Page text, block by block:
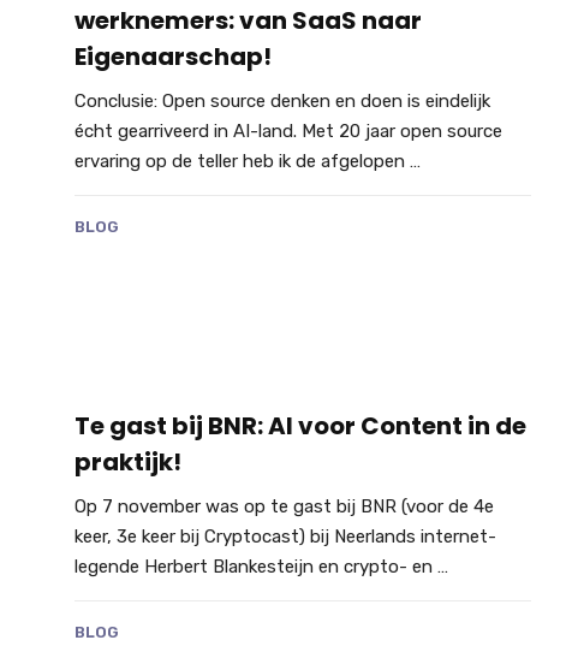
werknemers: van SaaS naar
Eigenaarschap!
Conclusie: Open source denken en doen is eindelijk
écht gearriveerd in AI-land. Met 20 jaar open source
ervaring op de teller heb ik de afgelopen …
BLOG
Te gast bij BNR: AI voor Content in de
praktijk!
Op 7 november was op te gast bij BNR (voor de 4e
keer, 3e keer bij Cryptocast) bij Neerlands internet-
legende Herbert Blankesteijn en crypto- en …
BLOG